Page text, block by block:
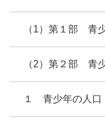
（1）第１部 青
（2）第２部 青
１ 青少年の人口